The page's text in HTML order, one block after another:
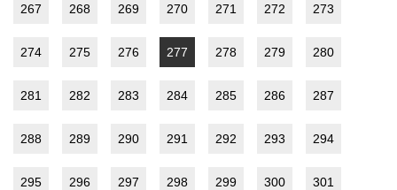
267 268 269 270 271 272 273
274 275 276 277 278 279 280
281 282 283 284 285 286 287
288 289 290 291 292 293 294
295 296 297 298 299 300 301